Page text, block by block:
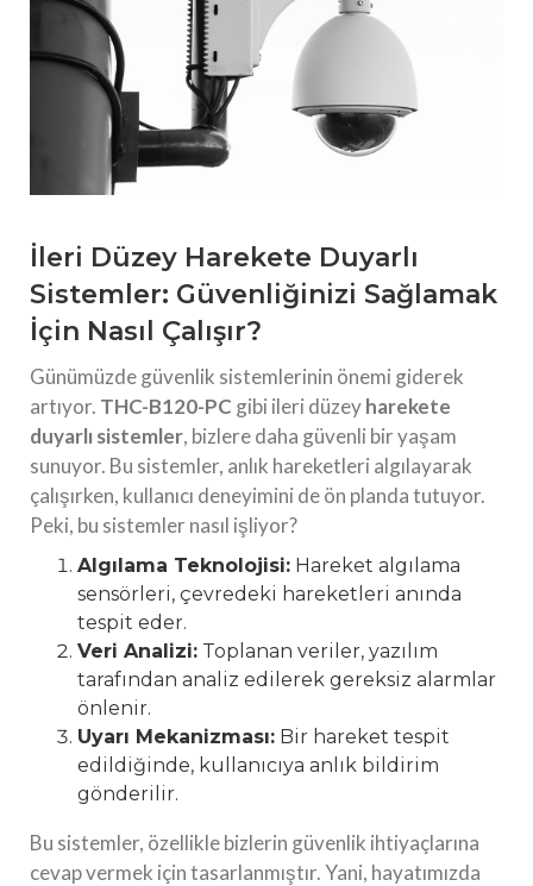
İleri Düzey Harekete Duyarlı
Sistemler: Güvenliğinizi Sağlamak
İçin Nasıl Çalışır?
Günümüzde güvenlik sistemlerinin önemi giderek
artıyor. THC-B120-PC gibi ileri düzeyharekete
duyarlı sistemler, bizlere daha güvenli bir yaşam
sunuyor. Bu sistemler, anlık hareketleri algılayarak
çalışırken, kullanıcı deneyimini de ön planda tutuyor.
Peki, bu sistemler nasıl işliyor?
Algılama Teknolojisi: Hareket algılama
sensörleri, çevredeki hareketleri anında
tespit eder.
Veri Analizi: Toplanan veriler, yazılım
tarafından analiz edilerek gereksiz alarmlar
önlenir.
Uyarı Mekanizması: Bir hareket tespit
edildiğinde, kullanıcıya anlık bildirim
gönderilir.
Bu sistemler, özellikle bizlerin güvenlik ihtiyaçlarına
cevap vermek için tasarlanmıştır. Yani, hayatımızda